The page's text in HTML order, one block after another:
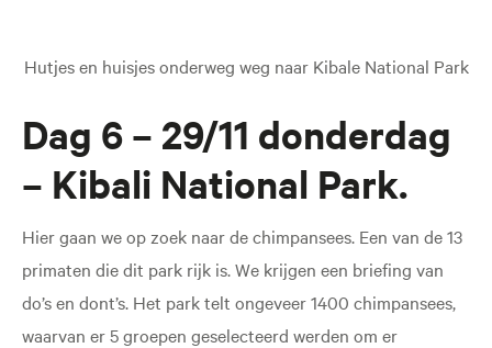
Hutjes en huisjes onderweg weg naar Kibale National Park
Dag 6 – 29/11 donderdag
– Kibali National Park.
Hier gaan we op zoek naar de chimpansees. Een van de 13
primaten die dit park rijk is. We krijgen een briefing van
do’s en dont’s. Het park telt ongeveer 1400 chimpansees,
waarvan er 5 groepen geselecteerd werden om er